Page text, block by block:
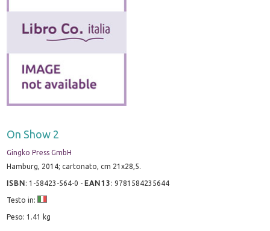
On Show 2
Gingko Press GmbH
Hamburg, 2014; cartonato, cm 21x28,5.
ISBN:1-58423-564-0 - EAN13 :9781584235644
Testo in:
Peso: 1.41 kg